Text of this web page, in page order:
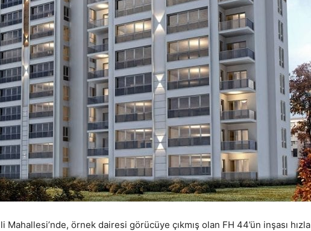
Mahallesi’nde, örnek dairesi görücüye çıkmış olan FH 44’ün inşası hızla